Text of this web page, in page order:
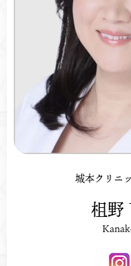
城本クリニ
柤野